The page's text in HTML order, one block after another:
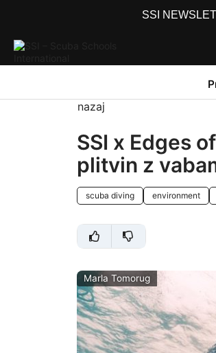
SSI
nazaj
SSI x Edges
plitvin z
scuba diving environment
Marla Tomorug